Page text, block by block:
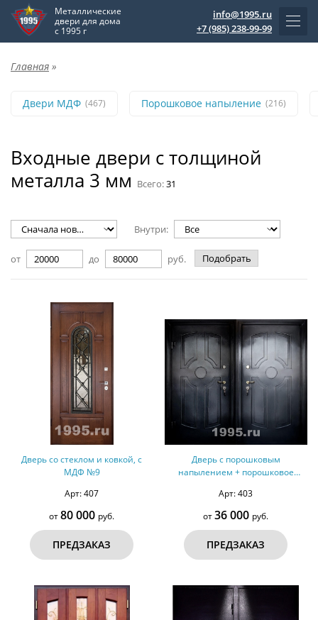
Металлические
двери для дома
с 1995 г
info@1995.ru
+7 (985) 238-99-99
Главная »
Двери МДФ (467) Порошковое напыление (216)
Входные двери с толщиной
металла 3 мм Всего:31
Внутри:
от до руб. Подобрать
Дверь со стеклом и ковкой, с
МДФ №9
Арт: 407
от80 000 руб.
ПРЕДЗАКАЗ
Дверь с порошковым
напылением + порошковое
Арт: 403
от36 000 руб.
ПРЕДЗАКАЗ